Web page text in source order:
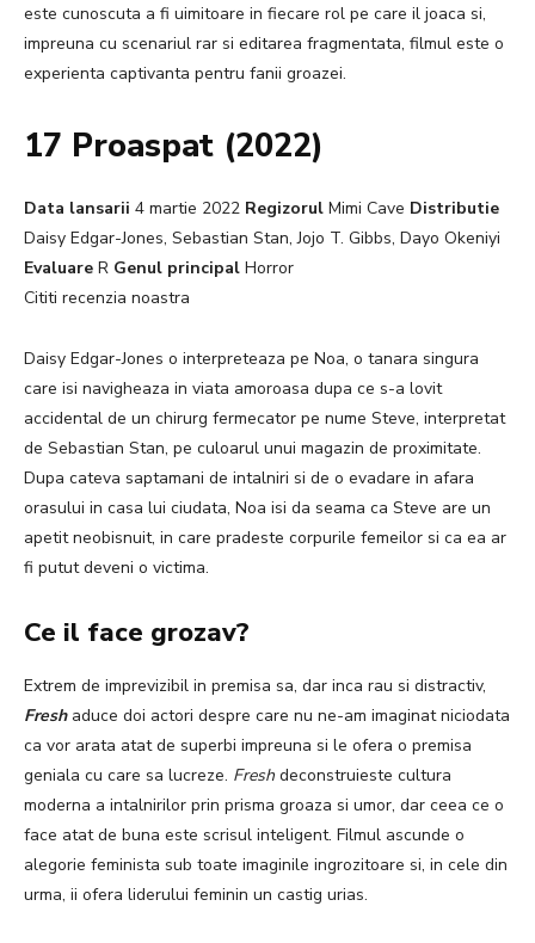
este cunoscuta a fi uimitoare in fiecare rol pe care il joaca si,
impreuna cu scenariul rar si editarea fragmentata, filmul este o
experienta captivanta pentru fanii groazei.
17 Proaspat (2022)
Data lansarii 4 martie 2022 Regizorul Mimi Cave Distributie
Daisy Edgar-Jones, Sebastian Stan, Jojo T. Gibbs, Dayo Okeniyi
Evaluare R Genul principal Horror
Cititi recenzia noastra
Daisy Edgar-Jones o interpreteaza pe Noa, o tanara singura
care isi navigheaza in viata amoroasa dupa ce s-a lovit
accidental de un chirurg fermecator pe nume Steve, interpretat
de Sebastian Stan, pe culoarul unui magazin de proximitate.
Dupa cateva saptamani de intalniri si de o evadare in afara
orasului in casa lui ciudata, Noa isi da seama ca Steve are un
apetit neobisnuit, in care pradeste corpurile femeilor si ca ea ar
fi putut deveni o victima.
Ce il face grozav?
Extrem de imprevizibil in premisa sa, dar inca rau si distractiv,
Freshaduce doi actori despre care nu ne-am imaginat niciodata
ca vor arata atat de superbi impreuna si le ofera o premisa
geniala cu care sa lucreze. Fresh deconstruieste cultura
moderna a intalnirilor prin prisma groaza si umor, dar ceea ce o
face atat de buna este scrisul inteligent. Filmul ascunde o
alegorie feminista sub toate imaginile ingrozitoare si, in cele din
urma, ii ofera liderului feminin un castig urias.